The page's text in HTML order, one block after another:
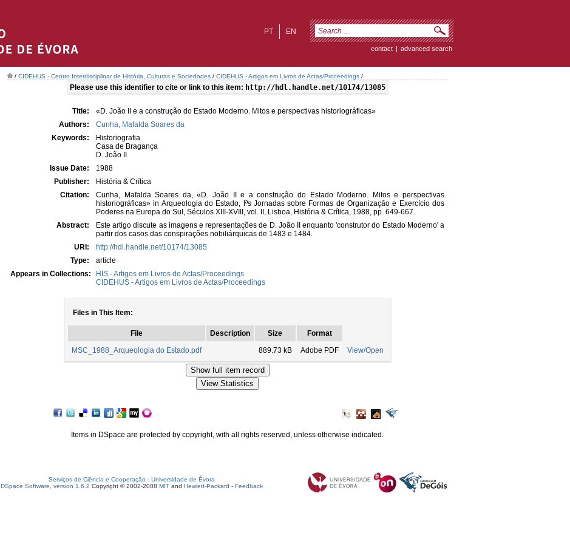
EN
PT
contact | advanced search
/ CIDEHUS - Centro Interdisciplinar de História, Culturas e Sociedades / CIDEHUS - Artigos em Livros de Actas/Proceedings /
Please use this identifier to cite or link to this item: http://hdl.handle.net/10174/13085
Title:
«D. João II e a construção do Estado Moderno. Mitos e perspectivas historiográficas»
Authors:
Cunha, Mafalda Soares da
Keywords:
Historiografia
Casa de Bragança
D. João II
Issue Date:
1988
Publisher:
História & Crítica
Citation:
Cunha, Mafalda Soares da, «D. João II e a construção do Estado Moderno. Mitos e perspectivas
historiográficas» in Arqueologia do Estado, Iªs Jornadas sobre Formas de Organização e Exercício dos
Poderes na Europa do Sul, Séculos XIII-XVIII, vol. II, Lisboa, História & Crítica, 1988, pp. 649-667.
Abstract:
Este artigo discute as imagens e representações de D. João II enquanto 'construtor do Estado Moderno' a
partir dos casos das conspirações nobiliárquicas de 1483 e 1484.
URI:
http://hdl.handle.net/10174/13085
Type:
article
Appears in Collections:
HIS - Artigos em Livros de Actas/Proceedings
CIDEHUS - Artigos em Livros de Actas/Proceedings
Files in This Item:
File Description Size
Format
MSC_1988_Arqueologia do Estado.pdf
889.73 kB Adobe PDF View/Open
Items in DSpace are protected by copyright, with all rights reserved, unless otherwise indicated.
Serviços de Ciência e Cooperação - Universidade de Évora
DSpace Software, version 1.6.2 Copyright © 2002-2008 MIT and Hewlett-Packard - Feedback